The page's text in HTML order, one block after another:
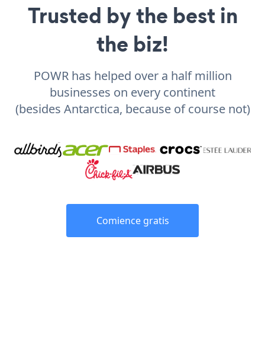
Trusted by the best in
the biz!
POWR has helped over a half million
businesses on every continent
(besides Antarctica, because of course not)
Comience gratis